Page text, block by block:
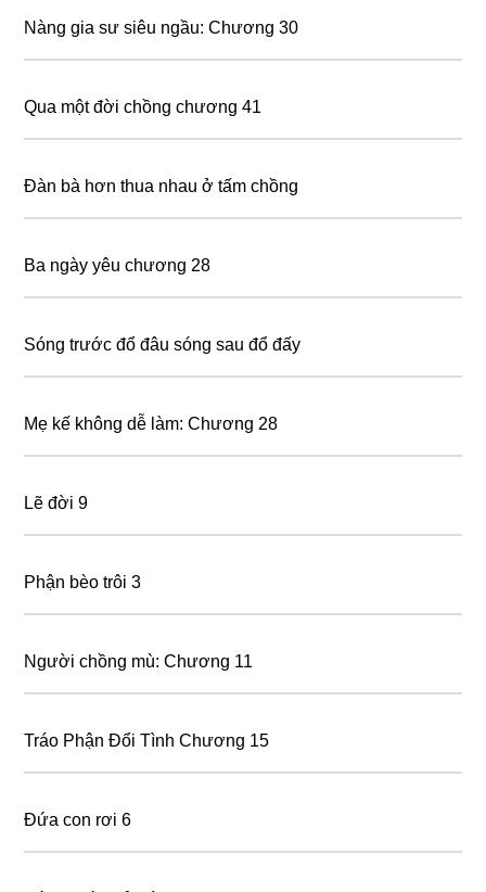
Nàng gia sư siêu ngầu: Chương 30
Qua một đời chồng chương 41
Đàn bà hơn thua nhau ở tấm chồng
Ba ngày yêu chương 28
Sóng trước đổ đâu sóng sau đổ đấy
Mẹ kế không dễ làm: Chương 28
Lẽ đời 9
Phận bèo trôi 3
Người chồng mù: Chương 11
Tráo Phận Đổi Tình Chương 15
Đứa con rơi 6